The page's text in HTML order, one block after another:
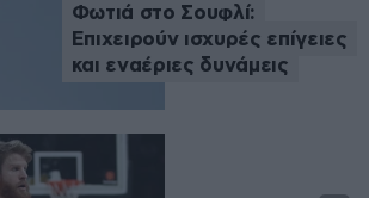
Φωτιά στο Σουφλί:
Επιχειρούν ισχυρές επίγειες
και εναέριες δυνάμεις